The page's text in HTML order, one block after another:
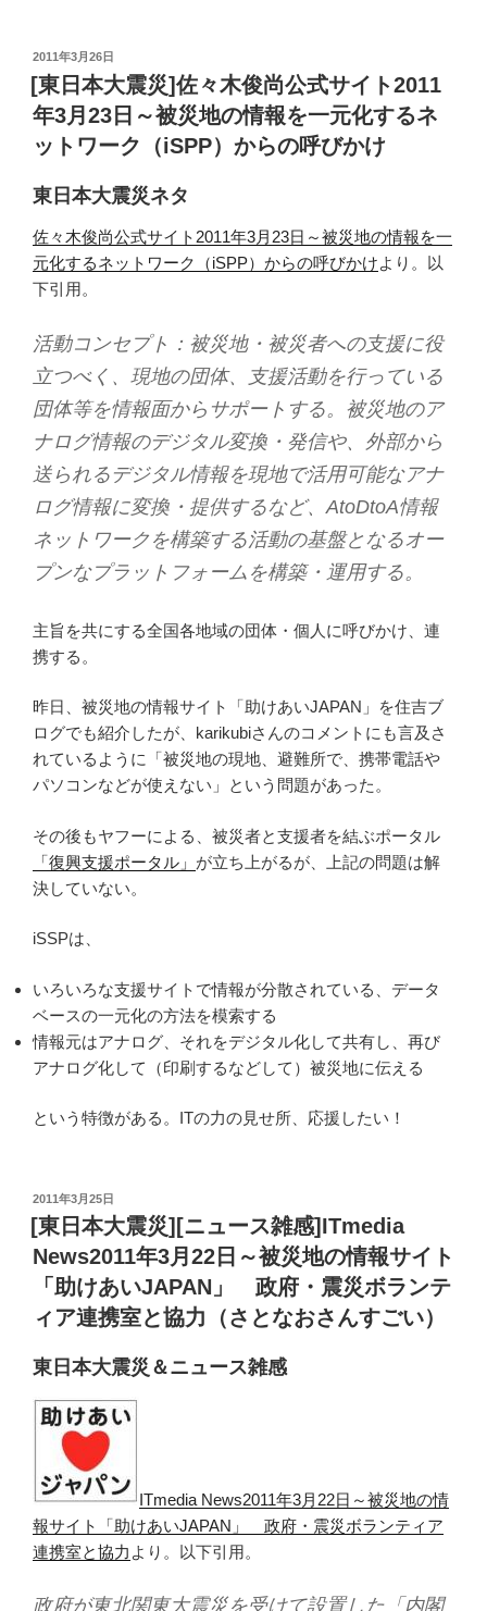
投
稿
日:
2011年3月26日
[東日本大震災]佐々木俊尚公式サイト2011
年3月23日～被災地の情報を一元化するネ
ットワーク（iSPP）からの呼びかけ
東日本大震災ネタ
佐々木俊尚公式サイト2011年3月23日～被災地の情報を一
元化するネットワーク（iSPP）からの呼びかけより。以
下引用。
活動コンセプト：被災地・被災者への支援に役
立つべく、現地の団体、支援活動を行っている
団体等を情報面からサポートする。被災地のア
ナログ情報のデジタル変換・発信や、外部から
送られるデジタル情報を現地で活用可能なアナ
ログ情報に変換・提供するなど、AtoDtoA情報
ネットワークを構築する活動の基盤となるオー
プンなプラットフォームを構築・運用する。
主旨を共にする全国各地域の団体・個人に呼びかけ、連
携する。
昨日、被災地の情報サイト「助けあいJAPAN」を住吉ブ
ログでも紹介したが、karikubiさんのコメントにも言及さ
れているように「被災地の現地、避難所で、携帯電話や
パソコンなどが使えない」という問題があった。
その後もヤフーによる、被災者と支援者を結ぶポータル
「復興支援ポータル」 が立ち上がるが、上記の問題は解
決していない。
iSSPは、
いろいろな支援サイトで情報が分散されている、データ
ベースの一元化の方法を模索する
情報元はアナログ、それをデジタル化して共有し、再び
アナログ化して（印刷するなどして）被災地に伝える
という特徴がある。ITの力の見せ所、応援したい！
投
稿
日:
2011年3月25日
[東日本大震災][ニュース雑感]ITmedia
News2011年3月22日～被災地の情報サイト
「助けあいJAPAN」 政府・震災ボランテ
ィア連携室と協力（さとなおさんすごい）
東日本大震災＆ニュース雑感
ITmedia News2011年3月22日～被災地の情
報サイト「助けあいJAPAN」 政府・震災ボランティア
連携室と協力 より。以下引用。
政府が東北関東大震災を受けて設置した「内閣